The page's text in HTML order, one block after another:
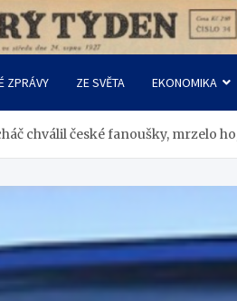
ZPRÁVY ZE SVĚTA EKONOMIKA
chválil české fanoušky, mrzelo